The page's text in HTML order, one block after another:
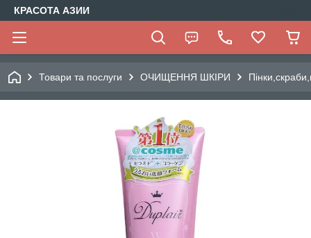
КРАСОТА АЗИИ
Товари та послуги ОЧИЩЕННЯ ШКІРИ